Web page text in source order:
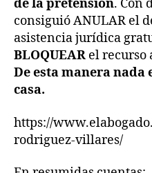
de la pretensión. Con
consiguió ANULAR el
asistencia jurídica
BLOQUEAR el recurso
De esta manera nada
casa.
https://
rodriguez-villares/